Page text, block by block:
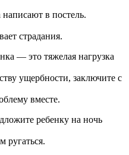
написают в постель.
страдания.
— это тяжелая нагрузка
ущербности, заключите с
вместе.
ребенку на ночь
ругаться.